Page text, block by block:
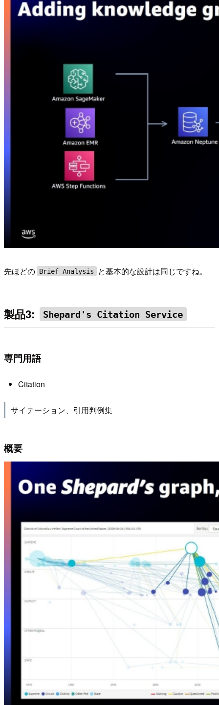
先ほどの Brief Analysis と基本的な設計は同じですね。
製品3: Shepard's Citation Service
専門用語
Citation
サイテーション、引用判例集
概要